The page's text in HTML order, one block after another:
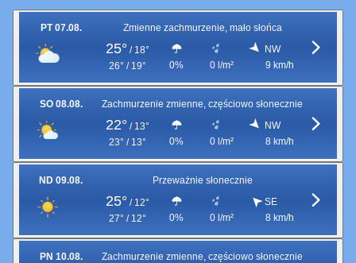
PT 07.08. Zmienne zachmurzenie, mało słońca
25° / 18°
26° / 19°
0% 0 l/m²
NW
9 km/h
SO 08.08. Zachmurzenie zmienne, częściowo słonecznie
22° / 13°
23° / 13°
0% 0 l/m²
NW
8 km/h
ND 09.08. Przeważnie słonecznie
25° / 12°
27° / 12°
0% 0 l/m²
SE
8 km/h
PN 10.08. Zachmurzenie zmienne, częściowo słonecznie